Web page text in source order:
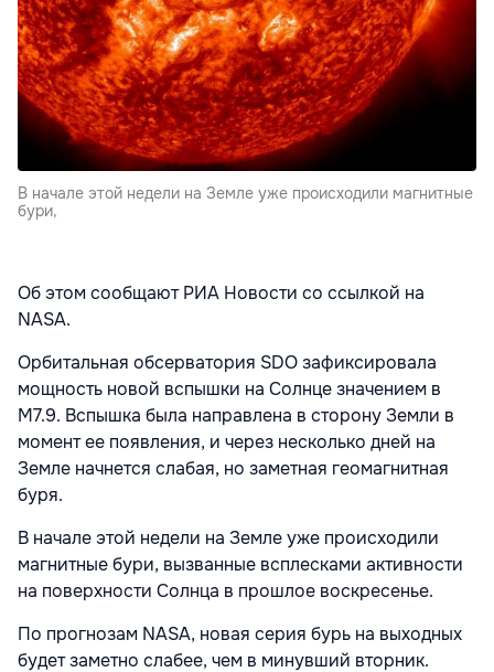
В начале этой недели на Земле уже происходили магнитные
бури,
Об этом сообщают РИА Новости со ссылкой на
NASA.
Орбитальная обсерватория SDO зафиксировала
мощность новой вспышки на Солнце значением в
M7.9. Вспышка была направлена в сторону Земли в
момент ее появления, и через несколько дней на
Земле начнется слабая, но заметная геомагнитная
буря.
В начале этой недели на Земле уже происходили
магнитные бури, вызванные всплесками активности
на поверхности Солнца в прошлое воскресенье.
По прогнозам NASA, новая серия бурь на выходных
будет заметно слабее, чем в минувший вторник.